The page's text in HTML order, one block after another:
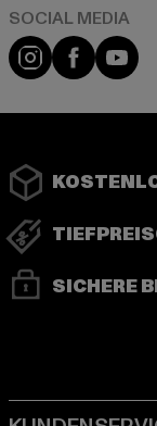
Instagram
SICHERE